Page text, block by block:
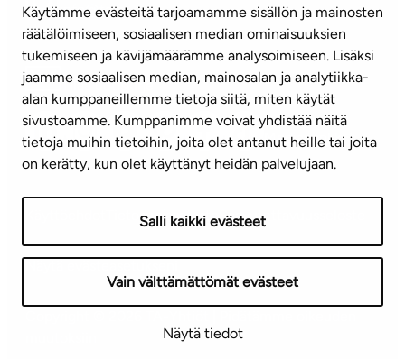
Käytämme evästeitä tarjoamamme sisällön ja mainosten
räätälöimiseen, sosiaalisen median ominaisuuksien
tukemiseen ja kävijämäärämme analysoimiseen. Lisäksi
jaamme sosiaalisen median, mainosalan ja analytiikka-
alan kumppaneillemme tietoja siitä, miten käytät
sivustoamme. Kumppanimme voivat yhdistää näitä
tietoja muihin tietoihin, joita olet antanut heille tai joita
on kerätty, kun olet käyttänyt heidän palvelujaan.
Salli kaikki evästeet
Vain välttämättömät evästeet
Näytä tiedot
info@ta.fi
Tilaa uutiskirje
Mediapankki
TietosuojaselosteSaavutettavuusseloste